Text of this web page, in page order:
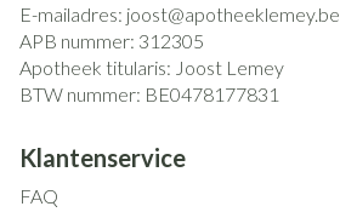
E-mailadres: joost@apotheeklemey.be
APB nummer: 312305
Apotheek titularis: Joost Lemey
BTW nummer: BE0478177831
Klantenservice
FAQ